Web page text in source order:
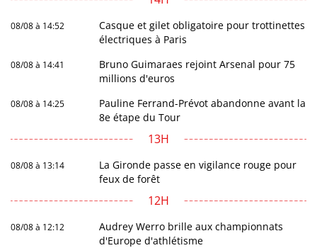
08/08 à 14:52
Casque et gilet obligatoire pour trottinettes
électriques à Paris
08/08 à 14:41
Bruno Guimaraes rejoint Arsenal pour 75
millions d'euros
08/08 à 14:25
Pauline Ferrand-Prévot abandonne avant la
8e étape du Tour
13H
08/08 à 13:14
La Gironde passe en vigilance rouge pour
feux de forêt
12H
08/08 à 12:12
Audrey Werro brille aux championnats
d'Europe d'athlétisme